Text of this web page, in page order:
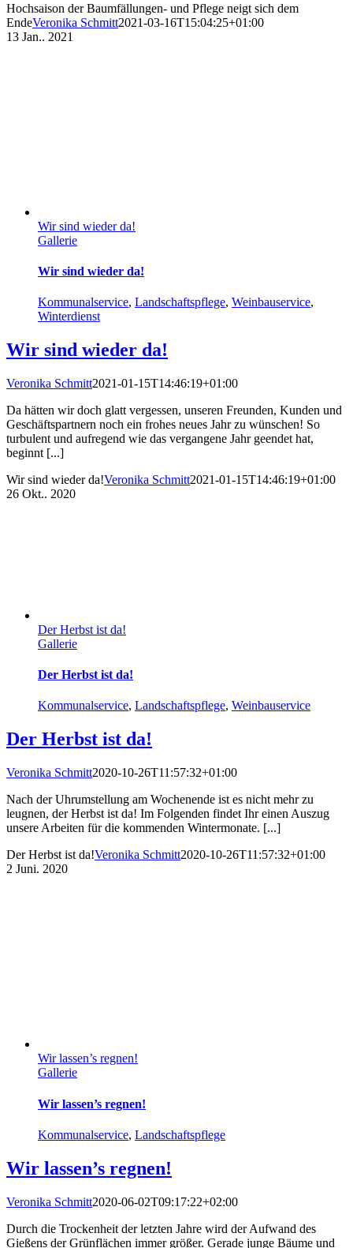
Hochsaison der Baumfällungen- und Pflege neigt sich dem
EndeVeronika Schmitt2021-03-16T15:04:25+01:00
13 Jan.. 2021
Wir sind wieder da!
Gallerie
Wir sind wieder da!
Kommunalservice, Landschaftspflege, Weinbauservice,
Winterdienst
Wir sind wieder da!
Veronika Schmitt2021-01-15T14:46:19+01:00
Da hätten wir doch glatt vergessen, unseren Freunden, Kunden und
Geschäftspartnern noch ein frohes neues Jahr zu wünschen! So
turbulent und aufregend wie das vergangene Jahr geendet hat,
beginnt [...]
Wir sind wieder da!Veronika Schmitt2021-01-15T14:46:19+01:00
26 Okt.. 2020
Der Herbst ist da!
Gallerie
Der Herbst ist da!
Kommunalservice, Landschaftspflege, Weinbauservice
Der Herbst ist da!
Veronika Schmitt2020-10-26T11:57:32+01:00
Nach der Uhrumstellung am Wochenende ist es nicht mehr zu
leugnen, der Herbst ist da! Im Folgenden findet Ihr einen Auszug
unsere Arbeiten für die kommenden Wintermonate. [...]
Der Herbst ist da!Veronika Schmitt2020-10-26T11:57:32+01:00
2 Juni. 2020
Wir lassen’s regnen!
Gallerie
Wir lassen’s regnen!
Kommunalservice, Landschaftspflege
Wir lassen’s regnen!
Veronika Schmitt2020-06-02T09:17:22+02:00
Durch die Trockenheit der letzten Jahre wird der Aufwand des
Gießens der Grünflächen immer größer. Gerade junge Bäume und